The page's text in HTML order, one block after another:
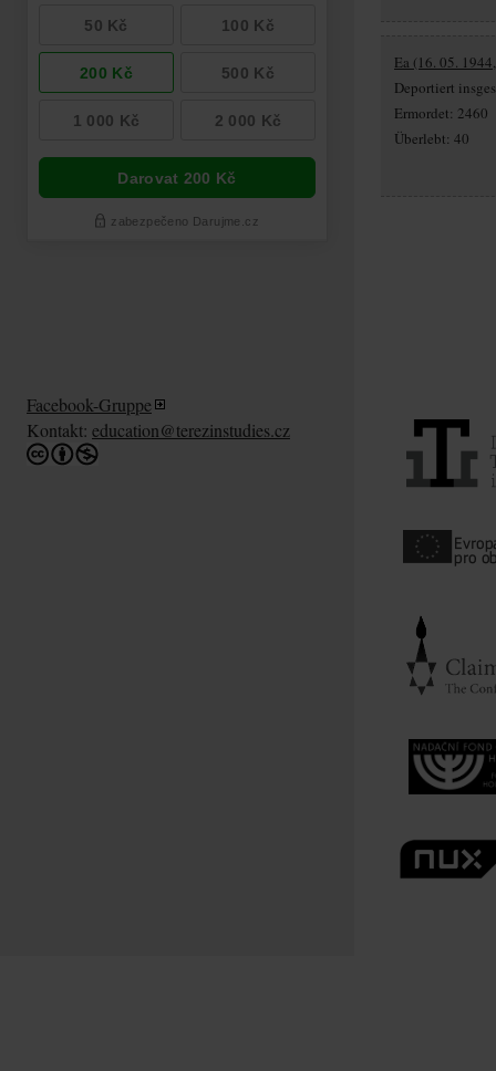
Ea (16. 05.
Deportiert
Ermordet: 2460
Überlebt: 40
Facebook-Gruppe
Kontakt: education@terezinstudies.cz